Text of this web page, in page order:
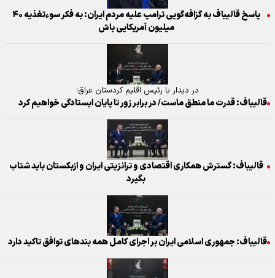
پاسخ قالیباف به گزافه‌گویی ترامپ علیه مردم ایران: به فکر سوءتغذیه ۴۰
میلیون آمریکایی باش
در دیدار با رئیس اقلیم کردستان عراق؛
قالیباف: قدرت ما منطق ماست/ در برابر زور تا پایان ایستادگی خواهیم کرد
قالیباف: گسترش همکاری‌ اقتصادی و ترانزیتی ایران و ازبکستان باید شتاب
بگیرد
قالیباف: جمهوری اسلامی ایران بر اجرای کامل همه بندهای توافق تاکید دارد